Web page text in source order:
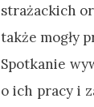
strażackich
także mogły
Spotkanie
o ich pracy i